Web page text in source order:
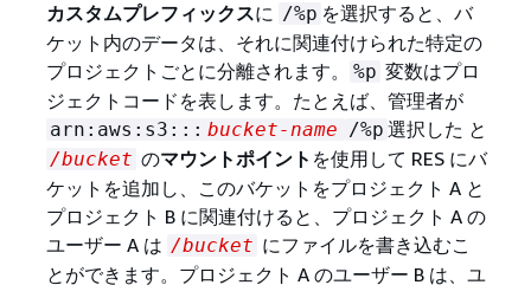
カスタムプレフィックスに /%p を選択すると、バ
ケット内のデータは、それに関連付けられた特定の
プロジェクトごとに分離されます。
%p 変数はプロ
ジェクトコードを表します。たとえば、管理者が
arn:aws:s3::: bucket-name /%p 選択した と
/bucket のマウントポイント を使用して RES にバ
ケットを追加し、このバケットをプロジェクト A と
プロジェクト B に関連付けると、プロジェクト A の
ユーザー A は /bucket にファイルを書き込むこ
とができます。プロジェクト A のユーザー B は、ユ